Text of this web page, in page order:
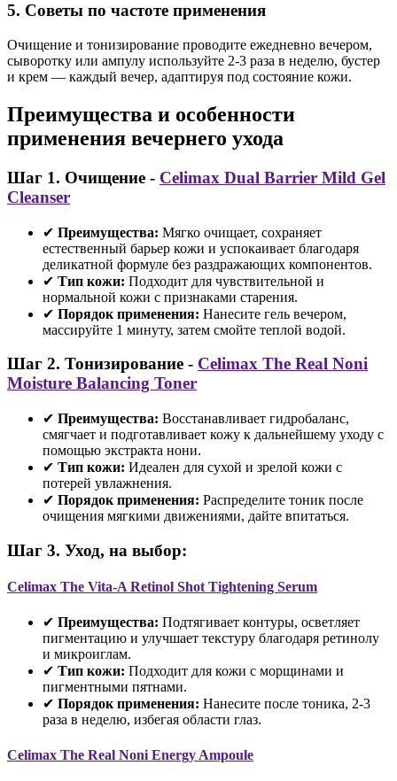
5. Советы по частоте применения
Очищение и тонизирование проводите ежедневно вечером,
сыворотку или ампулу используйте 2-3 раза в неделю, бустер
и крем — каждый вечер, адаптируя под состояние кожи.
Преимущества и особенности
применения вечернего ухода
Шаг 1. Очищение - Celimax Dual Barrier Mild Gel
Cleanser
✔ Преимущества: Мягко очищает, сохраняет
естественный барьер кожи и успокаивает благодаря
деликатной формуле без раздражающих компонентов.
✔ Тип кожи: Подходит для чувствительной и
нормальной кожи с признаками старения.
✔ Порядок применения: Нанесите гель вечером,
массируйте 1 минуту, затем смойте теплой водой.
Шаг 2. Тонизирование - Celimax The Real Noni
Moisture Balancing Toner
✔ Преимущества: Восстанавливает гидробаланс,
смягчает и подготавливает кожу к дальнейшему уходу с
помощью экстракта нони.
✔ Тип кожи: Идеален для сухой и зрелой кожи с
потерей увлажнения.
✔ Порядок применения: Распределите тоник после
очищения мягкими движениями, дайте впитаться.
Шаг 3. Уход, на выбор:
Celimax The Vita-A Retinol Shot Tightening Serum
✔ Преимущества: Подтягивает контуры, осветляет
пигментацию и улучшает текстуру благодаря ретинолу
и микроиглам.
✔ Тип кожи: Подходит для кожи с морщинами и
пигментными пятнами.
✔ Порядок применения: Нанесите после тоника, 2-3
раза в неделю, избегая области глаз.
Celimax The Real Noni Energy Ampoule